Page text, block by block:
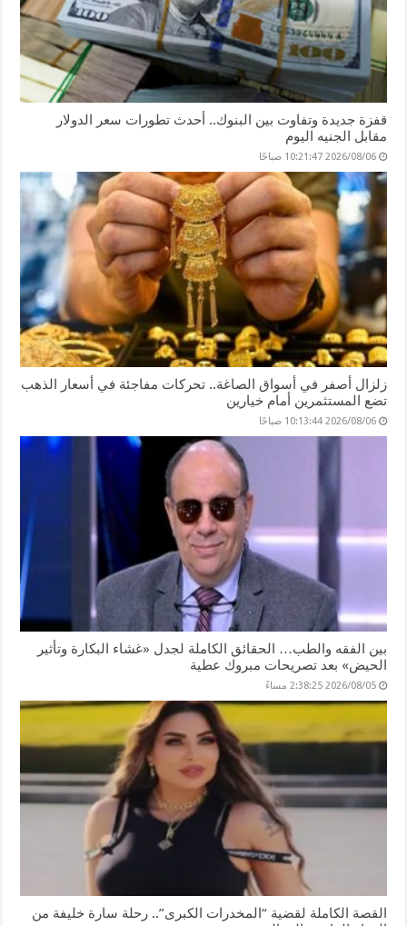
قفزة جديدة وتفاوت بين البنوك.. أحدث تطورات سعر الدولار
مقابل الجنيه اليوم
2026/08/06 10:21:47 صباحًا
زلزال أصفر في أسواق الصاغة.. تحركات مفاجئة في أسعار الذهب
تضع المستثمرين أمام خيارين
2026/08/06 10:13:44 صباحًا
بين الفقه والطب… الحقائق الكاملة لجدل «غشاء البكارة وتأثير
الحيض» بعد تصريحات مبروك عطية
2026/08/05 2:38:25 مساءً
القصة الكاملة لقضية “المخدرات الكبرى”.. رحلة سارة خليفة من